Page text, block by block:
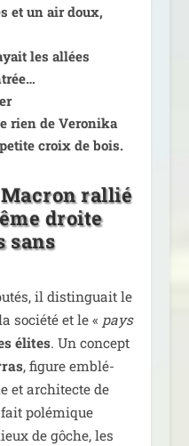
et un air doux,
les allées
rien de Veronika
croix de bois.
rallié
droite
sans
il dis­tin­guait le
socié­té et le « pays
élites. Un concept
, figure emblé­
et archi­tecte de
polé­mique
de gôche, les